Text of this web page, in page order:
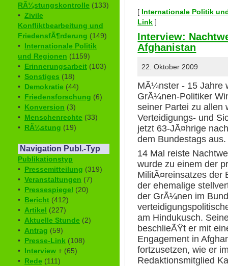
RÃ¼stungskontrolle (133)
• Zivile
Konfliktbearbeitung und
FriedensfÃ¶rderung (149)
• Internationale Politik
und Regionen (1159)
• Erinnerungsarbeit (103)
• Sonstiges (18)
• Demokratie (44)
• Friedensforschung (6)
• Konversion (3)
• Menschenrechte (33)
• RÃ¼stung (19)
Navigation Publ.-Typ
Publikationstyp
• Pressemitteilung (319)
• Veranstaltungen (7)
• Pressespiegel (20)
• Bericht (412)
• Artikel (227)
• Aktuelle Stunde (2)
• Antrag (59)
• Presse-Link (108)
• Interview + (65)
• Rede (111)
[ Internationale Politik
Link ]
Interview:
Afghanistan
22. Oktober 2009
MÃ¼nster - 15 Jahre
GrÃ¼nen-Politiker
seiner Partei zu allen
Verteidigungs- und
jetzt 63-JÃ¤hrige
dem Bundestags aus.
14 Mal reiste
wurde zu einem der
MilitÃ¤reinsatzes der
der ehemalige
der GrÃ¼nen im
am Hindukusch.
beschlieÃŸt er mit
Engagement in
fortzusetzen, wie er
Redaktionsmitglied